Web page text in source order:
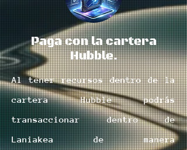
Paga con la cartera
Hubble.
Al tener recursos dentro de la
cartera Hubble podrás
transaccionar dentro de
Laniakea de manera